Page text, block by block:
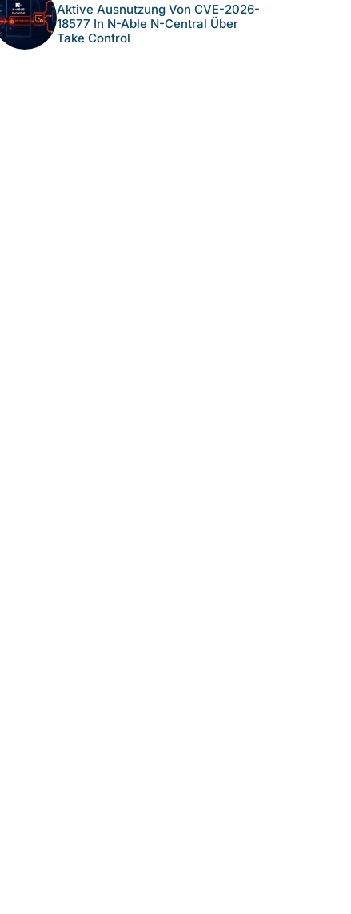
Aktive Ausnutzung Von CVE-2026-
18577 In N-Able N-Central Über
Take Control